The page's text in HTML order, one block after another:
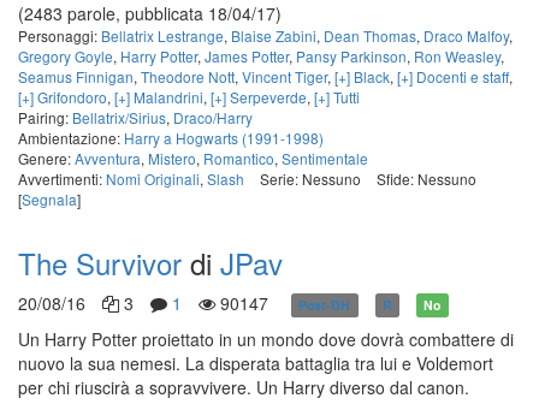
(2483 parole, pubblicata 18/04/17)
Personaggi: Bellatrix Lestrange, Blaise Zabini, Dean Thomas, Draco Malfoy,
Gregory Goyle, Harry Potter, James Potter, Pansy Parkinson, Ron Weasley,
Seamus Finnigan, Theodore Nott, Vincent Tiger, [+] Black, [+] Docenti e staff,
[+] Grifondoro, [+] Malandrini, [+] Serpeverde, [+] Tutti
Pairing: Bellatrix/Sirius, Draco/Harry
Ambientazione: Harry a Hogwarts (1991-1998)
Genere:Avventura, Mistero, Romantico, Sentimentale
Avvertimenti: Nomi Originali, Slash Serie: Nessuno
Sfide: Nessuno
[Segnala]
The Survivor di JPav
20/08/16 3 1 90147 Post-DH R No
Un Harry Potter proiettato in un mondo dove dovrà combattere di
nuovo la sua nemesi. La disperata battaglia tra lui e Voldemort
per chi riuscirà a sopravvivere. Un Harry diverso dal canon.